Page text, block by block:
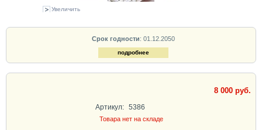
Увеличить
Срок годности: 01.12.2050
подробнее
8 000 руб.
Артикул: 5386
Товара нет на складе